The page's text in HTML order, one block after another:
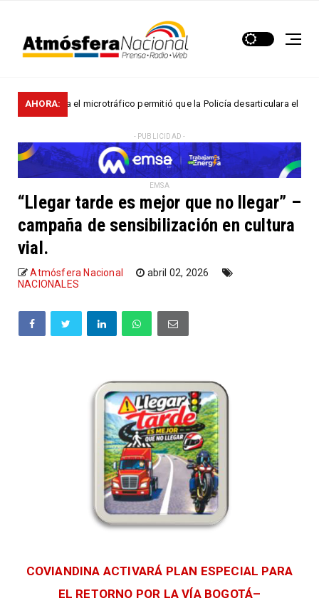
AHORA:
el microtráfico permitió que la Policía desarticulara el grupo
- PUBLICIDAD -
EMSA
“Llegar tarde es mejor que no llegar” –
campaña de sensibilización en cultura
vial.
Atmósfera Nacional
abril 02, 2026
NACIONALES
COVIANDINA ACTIVARÁ PLAN ESPECIAL PARA
EL RETORNO POR LA VÍA BOGOTÁ–